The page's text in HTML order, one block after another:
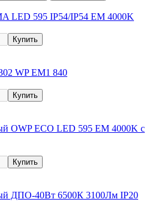
LED 595 IP54/IP54 EM 4000K
WP EM1 840
OWP ECO LED 595 EM 4000K с
ДПО-40Вт 6500К 3100Лм IP20